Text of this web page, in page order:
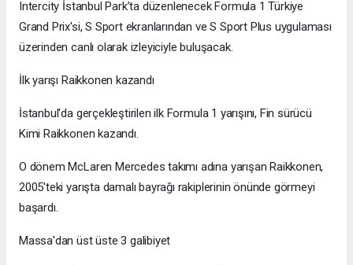
Intercity İstanbul Park’ta düzenlenecek Formula 1 Türkiye
Grand Prix'si, S Sport ekranlarından ve S Sport Plus uygulaması
üzerinden canlı olarak izleyiciyle buluşacak.
İlk yarışı Raikkonen kazandı
İstanbul'da gerçekleştirilen ilk Formula 1 yarışını, Fin sürücü
Kimi Raikkonen kazandı.
O dönem McLaren Mercedes takımı adına yarışan Raikkonen,
2005'teki yarışta damalı bayrağı rakiplerinin önünde görmeyi
başardı.
Massa'dan üst üste 3 galibiyet